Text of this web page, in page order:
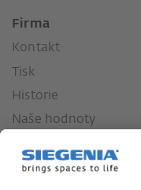
Firma
Kontakt
Tisk
Historie
Naše hodnoty